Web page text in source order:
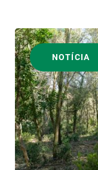
NOTÍCIA